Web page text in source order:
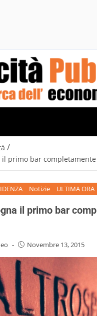
/
il primo bar
Notizie ULTIMA ORA
il primo bar
- Novembre 13, 2015